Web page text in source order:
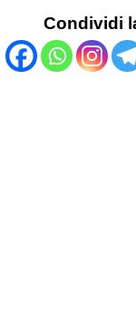
Condividi